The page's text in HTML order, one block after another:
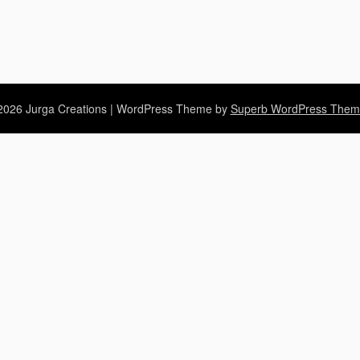
Jurga Creations | WordPress Theme by Superb WordPress